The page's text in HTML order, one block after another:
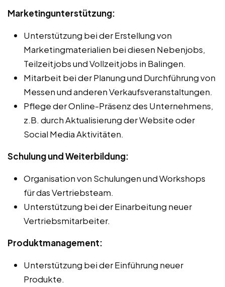
Marketingunterstützung:
Unterstützung bei der Erstellung von
Marketingmaterialien bei diesen Nebenjobs,
Teilzeitjobs und Vollzeitjobs in Balingen.
Mitarbeit bei der Planung und Durchführung von
Messen und anderen Verkaufsveranstaltungen.
Pflege der Online-Präsenz des Unternehmens,
z.B. durch Aktualisierung der Website oder
Social Media Aktivitäten.
Schulung und Weiterbildung:
Organisation von Schulungen und Workshops
für das Vertriebsteam.
Unterstützung bei der Einarbeitung neuer
Vertriebsmitarbeiter.
Produktmanagement:
Unterstützung bei der Einführung neuer
Produkte.